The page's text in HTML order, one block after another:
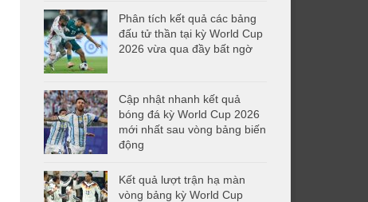
Phân tích kết quả các bảng
đấu tử thần tại kỳ World Cup
2026 vừa qua đầy bất ngờ
Cập nhật nhanh kết quả
bóng đá kỳ World Cup 2026
mới nhất sau vòng bảng biến
động
Kết quả lượt trận hạ màn
vòng bảng kỳ World Cup